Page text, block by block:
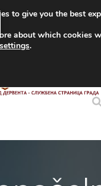
PRIJAVA
to give you the best
about which cookies
settings.